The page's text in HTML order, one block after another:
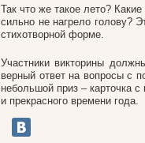
Так что же такое лето?
сильно не нагрело голову?
стихотворной форме.
Участники викторины
верный ответ на вопросы с
небольшой приз – карточка
и прекрасного времени года.